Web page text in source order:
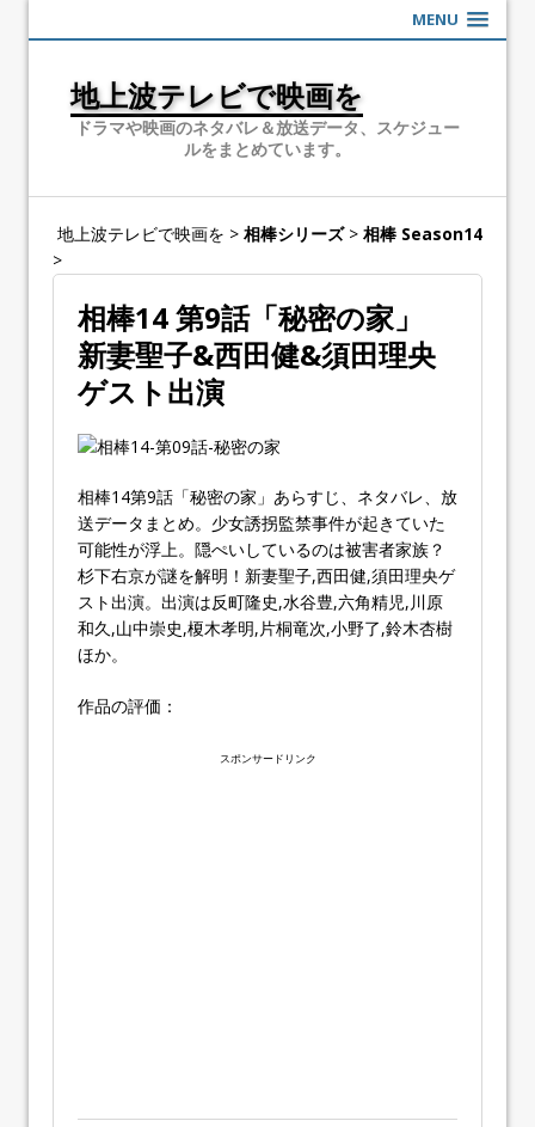
MENU
地上波テレビで映画を
ドラマや映画のネタバレ＆放送データ、スケジュー
ルをまとめています。
地上波テレビで映画を > 相棒シリーズ > 相棒 Season14
>
相棒14 第9話「秘密の家」
新妻聖子&西田健&須田理央
ゲスト出演
相棒14第9話「秘密の家」あらすじ、ネタバレ、放
送データまとめ。少女誘拐監禁事件が起きていた
可能性が浮上。隠ぺいしているのは被害者家族？
杉下右京が謎を解明！新妻聖子,西田健,須田理央ゲ
スト出演。出演は反町隆史,水谷豊,六角精児,川原
和久,山中崇史,榎木孝明,片桐竜次,小野了,鈴木杏樹
ほか。
作品の評価：
スポンサードリンク